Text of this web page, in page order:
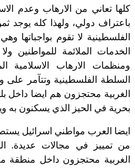
كلها تعاني من الارهاب وعدم
باعتراف دولي، ولهذا كله يوجد
الفلسطينية لا تقوم بواجباتها
الخدمات الملائمة للمواطنين
ومنظمات الارهاب
السلطة الفلسطينية وتتآمر على
الغربية محتجزون هم ايضا داخل
بحرية في الحيز الذي يسكنون به
ايضا العرب مواطني اسرائيل
من تمييز في مجالات عديدة.
الغربية محتجزون داخل منطقة